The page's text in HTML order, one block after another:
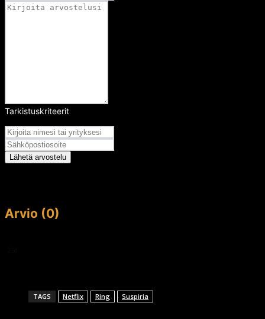
Tarkistuskriteerit
Lähetä arvostelu
Arvio (0)
TAGS Netflix Ring Suspiria